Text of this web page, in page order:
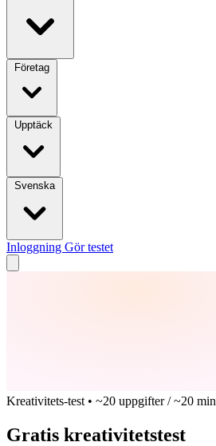
Företag
Upptäck
Svenska
Inloggning Gör testet
Kreativitets-test • ~20 uppgifter / ~20 min
Gratis kreativitetstest